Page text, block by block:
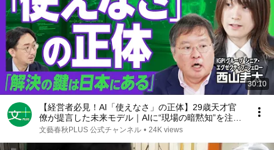
30:10
【経営者必見！AI「使えなさ」の正体】29歳天才官
僚が提言した未来モデル｜AIに“現場の暗黙知”を注入
せよ｜「データを集めるだけ」の時代は終わり｜これ
文藝春秋PLUS 公式チャンネル • 24K views